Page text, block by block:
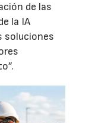
de las
la IA
soluciones